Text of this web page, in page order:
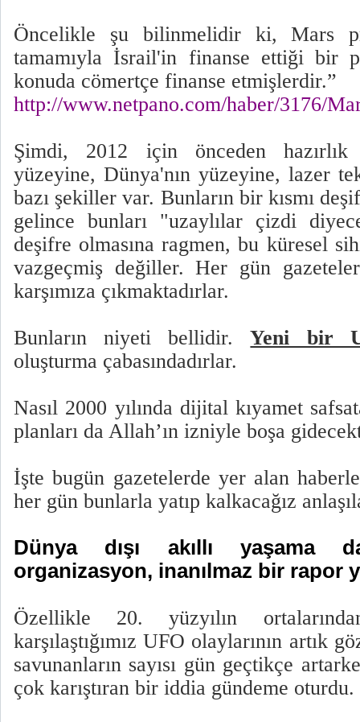
Öncelikle şu bilinmelidir ki, Mars
tamamıyla İsrail'in finanse ettiği bir
konuda cömertçe finanse etmişlerdir.”
http://www.netpano.com/haber/3176/
Şimdi, 2012 için önceden hazırlık
yüzeyine, Dünya'nın yüzeyine, lazer
bazı şekiller var. Bunların bir kısmı
gelince bunları "uzaylılar çizdi
deşifre olmasına ragmen, bu küresel
vazgeçmiş değiller. Her gün
karşımıza çıkmaktadırlar.
Bunların niyeti bellidir.Yeni bir
oluşturma çabasındadırlar.
Nasıl 2000 yılında dijital kıyamet
planları da Allah’ın izniyle boşa
İşte bugün gazetelerde yer alan
her gün bunlarla yatıp kalkacağız
Dünya dışı akıllı yaşama
organizasyon, inanılmaz bir rapor
Özellikle 20. yüzyılın
karşılaştığımız UFO olaylarının artık
savunanların sayısı gün geçtikçe
çok karıştıran bir iddia gündeme oturdu.